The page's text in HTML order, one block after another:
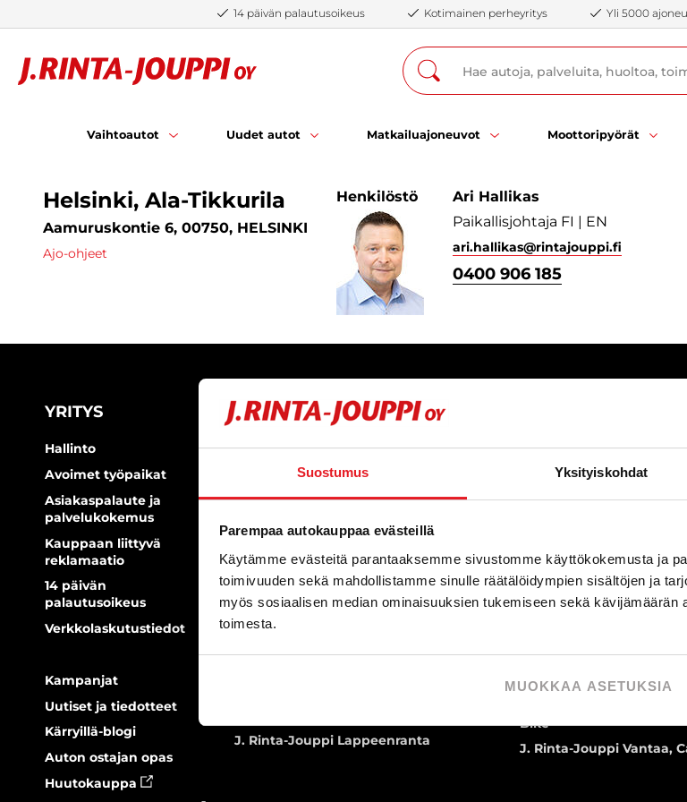
Suostumus Yksityiskohdat
Parempaa autokauppaa evästeillä
Käytämme evästeitä parantaaksemme sivustomme käyttökokemusta ja
toimivuuden sekä mahdollistamme sinulle räätälöidympien sisältöjen ja
myös sosiaalisen median ominaisuuksien tukemiseen sekä kävijämäärän
toimesta.
MUOKKAA ASETUKSIA
14 päivän palautusoikeus Kotimainen perheyritys Yli 5000
Vaihtoautot Uudet autot Matkailuajoneuvot Moottoripyörät
Helsinki, Ala-Tikkurila
Aamuruskontie 6, 00750, HELSINKI
Ajo-ohjeet
Henkilöstö
Ari Hallikas
Paikallisjohtaja FI | EN
ari.hallikas@rintajouppi.fi
0400 906 185
YRITYS
Hallinto
Avoimet työpaikat
Asiakaspalaute ja
palvelukokemus
Kauppaan liittyvä
reklamaatio
14 päivän
palautusoikeus
Verkkolaskutustiedot
Kampanjat
Uutiset ja tiedotteet
Kärryillä-blogi
Auton ostajan opas
Huutokauppa
AUTOLIIKKEET
J. Rinta-Jouppi Espoo
J. Rinta-Jouppi Helsinki, Ala-Tikkurila
J. Rinta-Jouppi Helsinki, Rinta-Jouppi
J. Rinta-Jouppi Hyvinkää
J. Rinta-Jouppi Hämeenlinna
J. Rinta-Jouppi Ilmajoki, Rinta-Jouppi
Machine
J. Rinta-Jouppi Lappeenranta
J. Rinta-Jouppi Oulu
J. Rinta-Jouppi Pori
J. Rinta-Jouppi Porvoo
J. Rinta-Jouppi Seinäjoki,
autohuolto
J. Rinta-Jouppi
Sellukatu
J. Rinta-Jouppi
Bike
J. Rinta-Jouppi Vantaa,